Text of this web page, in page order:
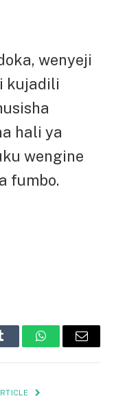
wenyeji
kujadili
hali ya
wengine
fumbo.
Tumblr WhatsAppEmail